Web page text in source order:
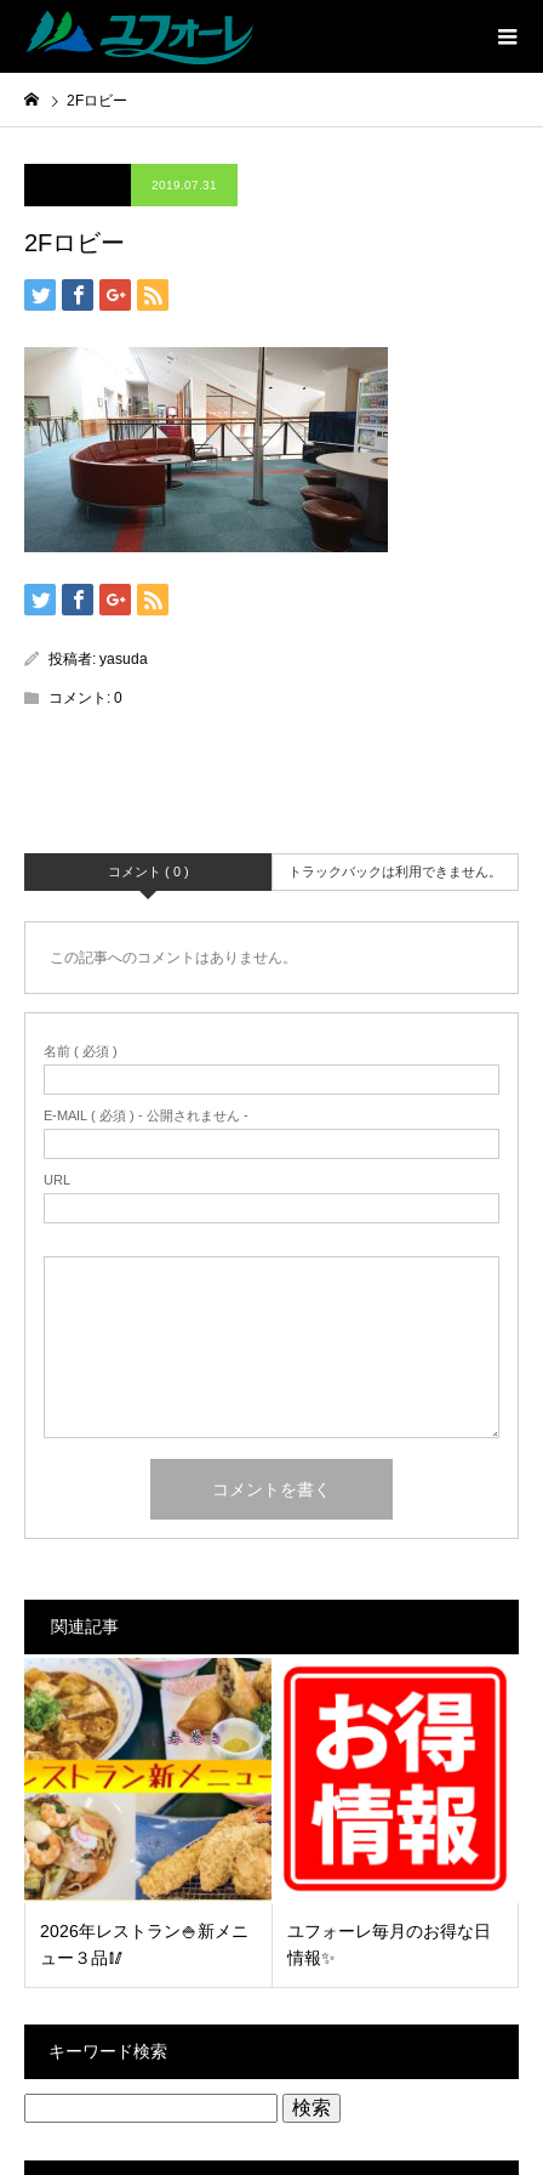
2Fロビー
2019.07.31
2Fロビー
投稿者: yasuda
コメント: 0
コメント ( 0 ) トラックバックは利用できません。
この記事へのコメントはありません。
名前 ( 必須 )
E-MAIL ( 必須 ) - 公開されません -
URL
関連記事
2026年レストラン🍚新メニ
ュー３品🥢
ユフォーレ毎月のお得な日
情報✨
キーワード検索